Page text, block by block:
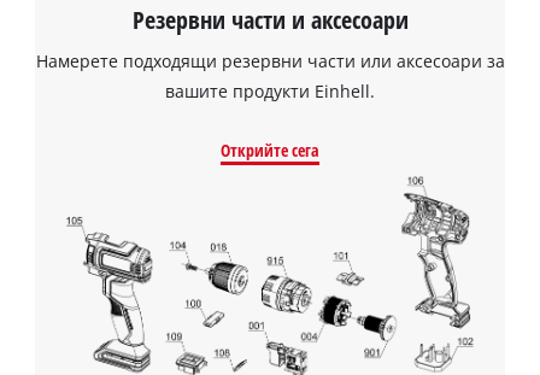
Резервни части и аксесоари
Намерете подходящи резервни части или аксесоари за
вашите продукти Einhell.
Открийте сега